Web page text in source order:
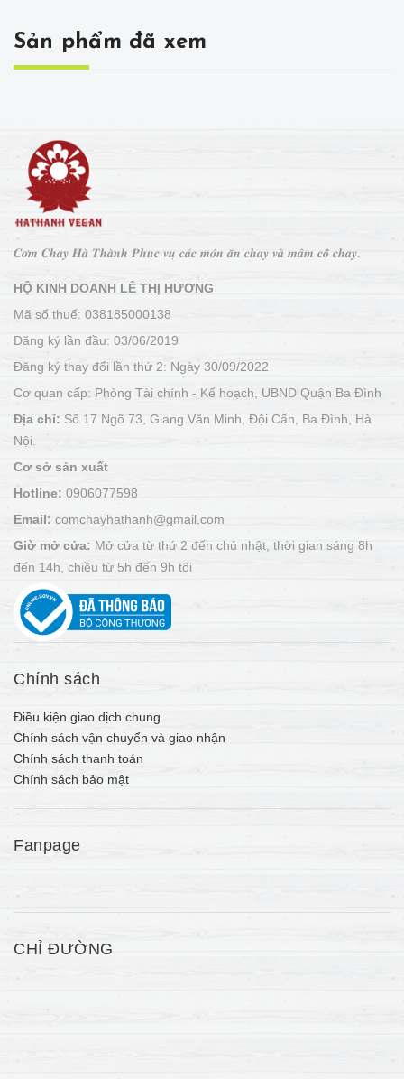
Sản phẩm đã xem
𝑪𝒐̛𝒎 𝑪𝒉𝒂𝒚 𝑯𝒂̀ 𝑻𝒉𝒂̀𝒏𝒉 𝑷𝒉𝒖̣𝒄 𝒗𝒖̣ 𝒄𝒂́𝒄 𝒎𝒐́𝒏 𝒂̆𝒏 𝒄𝒉𝒂𝒚 𝒗𝒂̀ 𝒎𝒂̂𝒎 𝒄𝒐̂̃ 𝒄𝒉𝒂𝒚.
HỘ KINH DOANH LÊ THỊ HƯƠNG
Mã số thuế: 038185000138
Đăng ký lần đầu: 03/06/2019
Đăng ký thay đổi lần thứ 2: Ngày 30/09/2022
Cơ quan cấp: Phòng Tài chính - Kế hoạch, UBND Quận Ba Đình
Địa chỉ: Số 17 Ngõ 73, Giang Văn Minh, Đội Cấn, Ba Đình, Hà
Nội.
Cơ sở sản xuất
Hotline: 0906077598
Email: comchayhathanh@gmail.com
Giờ mở cửa: Mở cửa từ thứ 2 đến chủ nhật, thời gian sáng 8h
đến 14h, chiều từ 5h đến 9h tối
Chính sách
Điều kiện giao dịch chung
Chính sách vận chuyển và giao nhận
Chính sách thanh toán
Chính sách bảo mật
Fanpage
CHỈ ĐƯỜNG